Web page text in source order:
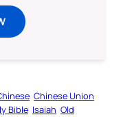
Chinese Union
Bible Isaiah Old